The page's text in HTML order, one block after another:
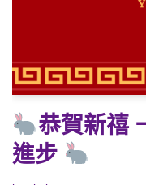
恭賀新禧
進步